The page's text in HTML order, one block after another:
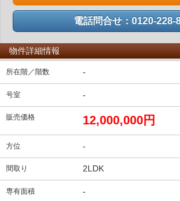
電話問合せ：0120-228-
物件詳細情報
所在階／階数 -
号室 -
販売価格 12,000,000円
方位 -
間取り 2LDK
専有面積 -